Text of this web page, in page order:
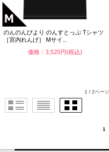
のんのんびより のんすとっぷ Tシャツ
［宮内れんげ］ Mサイ...
価格：3,520円(税込)
1 / 2ページ
1